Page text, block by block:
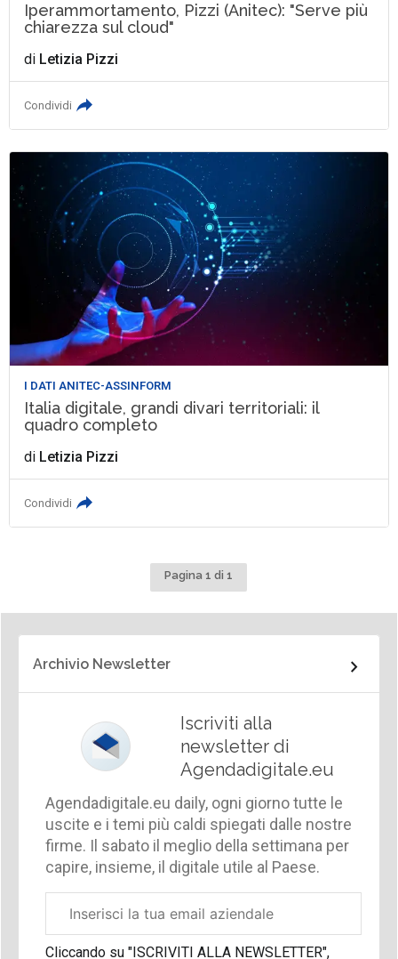
Iperammortamento, Pizzi (Anitec): "Serve più
chiarezza sul cloud"
di Letizia Pizzi
Condividi
I DATI ANITEC-ASSINFORM
Italia digitale, grandi divari territoriali: il
quadro completo
di Letizia Pizzi
Condividi
Pagina 1 di 1
Archivio Newsletter
Iscriviti alla
newsletter di
Agendadigitale.eu
Agendadigitale.eu daily, ogni giorno tutte le
uscite e i temi più caldi spiegati dalle nostre
firme. Il sabato il meglio della settimana per
capire, insieme, il digitale utile al Paese.
aziendale
Cliccando su "ISCRIVITI ALLA NEWSLETTER",